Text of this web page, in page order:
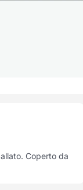
Coperto da